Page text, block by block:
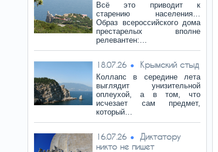
Всё это приводит к
старению населения…
Образ всероссийского дома
престарелых вполне
релевантен:…
18.07.26 Крымский стыд
Коллапс в середине лета
выглядит унизительной
оплеухой, а в том, что
исчезает сам предмет,
который…
16.07.26
Диктатору
никто не пишет